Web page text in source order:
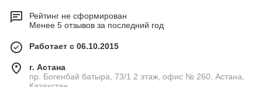
Рейтинг не сформирован
Менее 5 отзывов за последний год
Работает с 06.10.2015
г. Астана
пр. Богенбай батыра, 73/1 2 этаж, офис № 260, Астана,